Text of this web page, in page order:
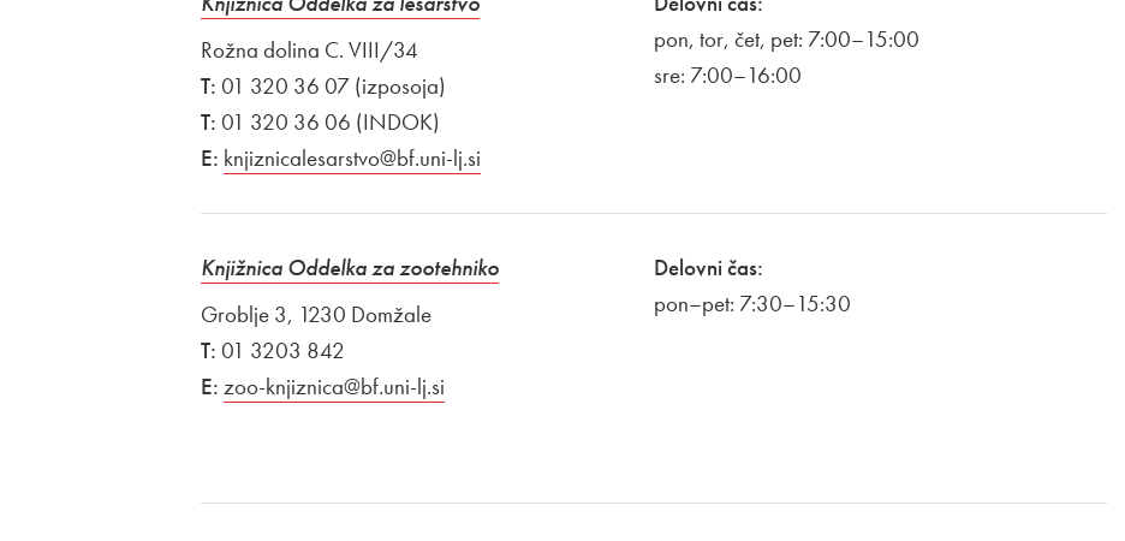
Rožna dolina C. VIII/34
T: 01 320 36 07 (izposoja)
T: 01 320 36 06 (INDOK)
E: knjiznicalesarstvo@bf.uni-lj.si
pon, tor, čet, pet: 7:00–15:00
sre: 7:00–16:00
Knjižnica Oddelka za zootehniko
Groblje 3, 1230 Domžale
T: 01 3203 842
E: zoo-knjiznica@bf.uni-lj.si
Delovni čas:
pon–pet: 7:30–15:30